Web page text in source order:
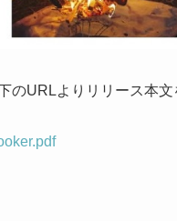
のURLよりリリース本文